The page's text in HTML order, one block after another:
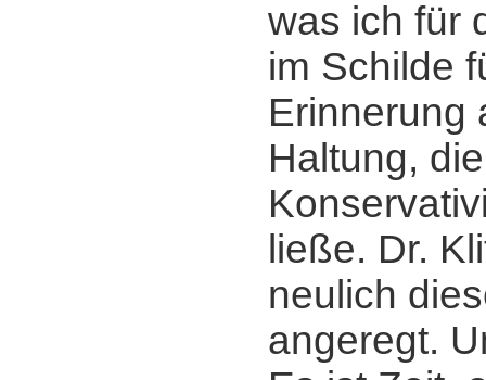
was ich für
im Schilde
Erinnerung
Haltung,
ließe. Dr.
neulich
angeregt.